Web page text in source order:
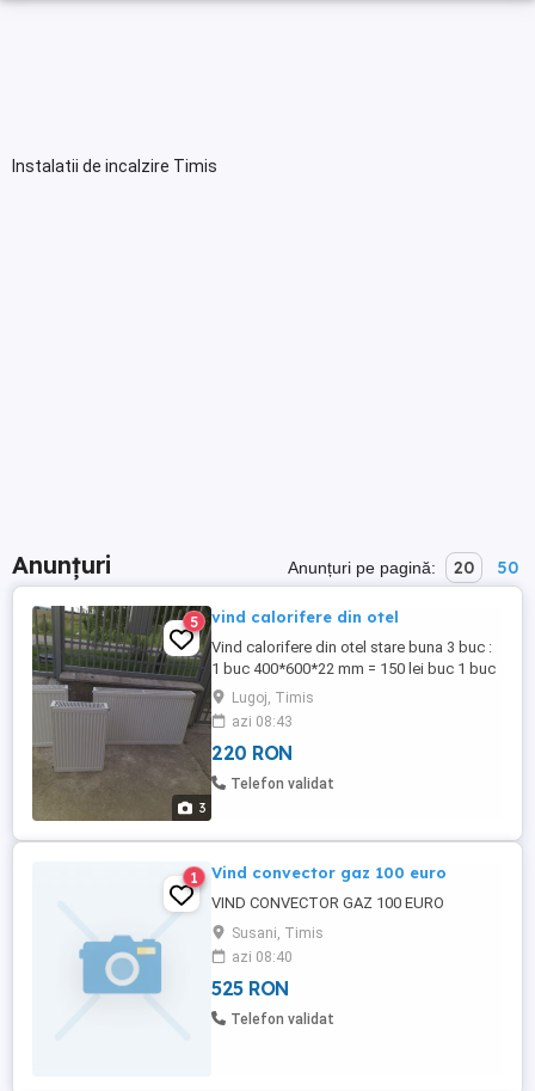
Instalatii de incalzire Timis
Anunțuri Anunțuri pe pagină: 20 50
3
5 vind calorifere din otel
Vind calorifere din otel stare buna 3 buc :
1 buc 400*600*22 mm = 150 lei buc 1 buc
900*600*22 mm = 250 lei buc 1 buc
1000*600*22mm = 260 lei buc -----------------
------------------------------------------------ Total ...
Lugoj, Timis
azi 08:43
220 RON
Telefon validat
1 Vind convector gaz 100 euro
VIND CONVECTOR GAZ 100 EURO
Susani, Timis
azi 08:40
525 RON
Telefon validat